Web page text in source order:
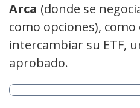
Arca (donde se
como opciones),
intercambiar su ETF,
aprobado.